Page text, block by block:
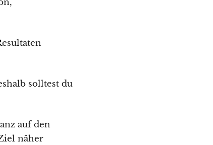
solltest du
auf den
näher